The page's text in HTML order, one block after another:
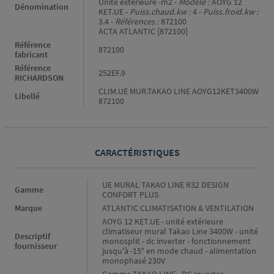
Dénomination
KET.UE - Puiss.chaud.kw :4 - Puiss.froid.kw :
3.4 - Références :872100
ACTA ATLANTIC [872100]
Référence
fabricant
872100
Référence
RICHARDSON
252EF.9
Libellé
CLIM.UE MUR.TAKAO LINE AOYG12KET3400W
872100
CARACTÉRISTIQUES
Gamme
UE MURAL TAKAO LINE R32 DESIGN
CONFORT PLUS
Marque
ATLANTIC CLIMATISATION & VENTILATION
Descriptif
fournisseur
AOYG 12 KET.UE - unité extérieure
climatiseur mural Takao Line 3400W - unité
monosplit - dc inverter - fonctionnement
jusqu'à -15° en mode chaud - alimentation
monophasé 230V